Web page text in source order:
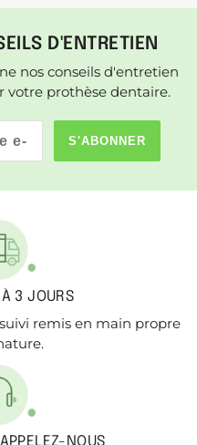
D'ENTRETIEN
nos conseils d'entretien
votre prothèse dentaire.
S'ABONNER
3 JOURS
remis en main propre
NOUS